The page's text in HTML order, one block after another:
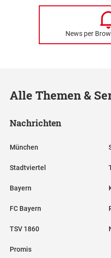
News per
Alle Themen &
Nachrichten
München
Stadtviertel
Bayern
FC Bayern
TSV 1860
Promis